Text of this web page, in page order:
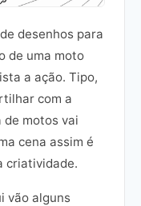
desenhos para
de uma moto
a ação. Tipo,
com a
de motos vai
cena assim é
criatividade.
vão alguns